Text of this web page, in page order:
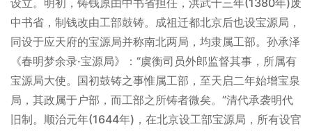
设立。明初，铸钱原由中书省担任，洪武十三年(1380年)废
中书省，制钱改由工部鼓铸。成祖迁都北京后也设宝源局，
同设于应天府的宝源局并称南北两局，均隶属工部。孙承泽
《春明梦余录·宝源局》：“虞衡司员外郎监督其事，所属有
宝源局大使。国初鼓铸之事惟属工部，至天启二年始增宝泉
局，其政属于户部，而工部之所铸者微矣。”清代承袭明代
旧制。顺治元年(1644年)，在北京设工部宝源局，所有设官